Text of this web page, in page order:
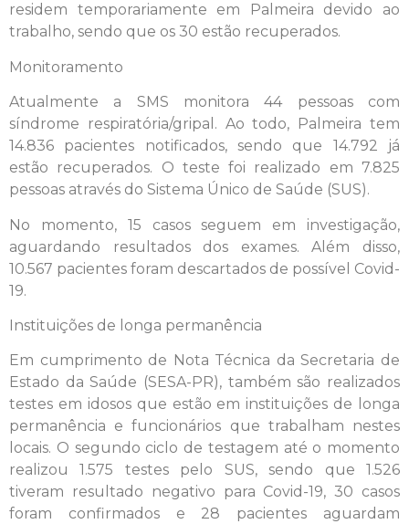
residem temporariamente em Palmeira devido ao
trabalho, sendo que os 30 estão recuperados.
Monitoramento
Atualmente a SMS monitora 44 pessoas com
síndrome respiratória/gripal. Ao todo, Palmeira tem
14.836 pacientes notificados, sendo que 14.792 já
estão recuperados. O teste foi realizado em 7.825
pessoas através do Sistema Único de Saúde (SUS).
No momento, 15 casos seguem em investigação,
aguardando resultados dos exames. Além disso,
10.567 pacientes foram descartados de possível Covid-
19.
Instituições de longa permanência
Em cumprimento de Nota Técnica da Secretaria de
Estado da Saúde (SESA-PR), também são realizados
testes em idosos que estão em instituições de longa
permanência e funcionários que trabalham nestes
locais. O segundo ciclo de testagem até o momento
realizou 1.575 testes pelo SUS, sendo que 1.526
tiveram resultado negativo para Covid-19, 30 casos
foram confirmados e 28 pacientes aguardam